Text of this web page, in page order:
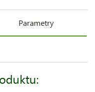
Parametry